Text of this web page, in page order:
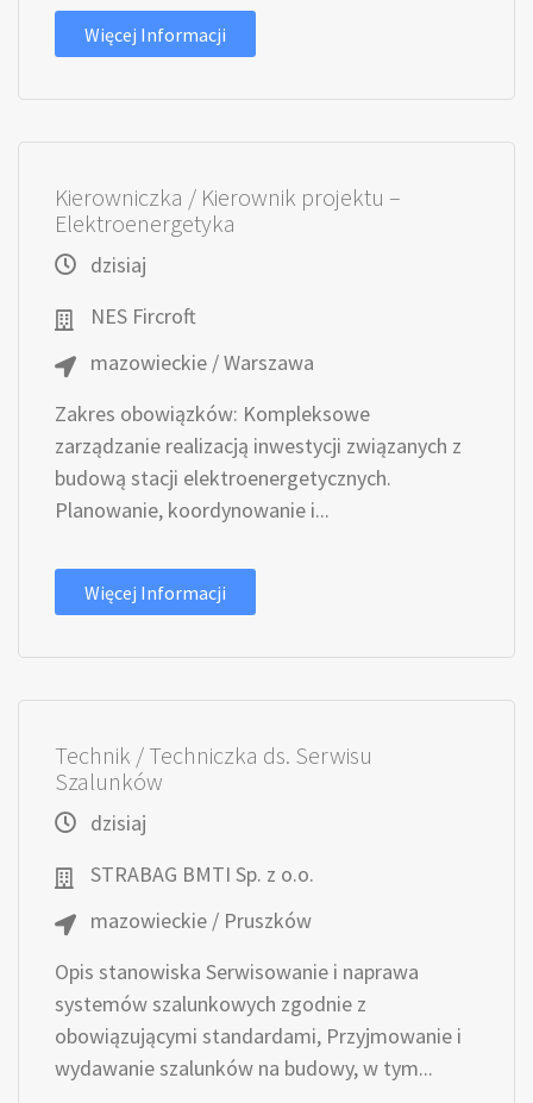
Więcej Informacji
Kierowniczka / Kierownik projektu –
Elektroenergetyka
dzisiaj
NES Fircroft
mazowieckie / Warszawa
Zakres obowiązków: Kompleksowe
zarządzanie realizacją inwestycji związanych z
budową stacji elektroenergetycznych.
Planowanie, koordynowanie i...
Więcej Informacji
Technik / Techniczka ds. Serwisu
Szalunków
dzisiaj
STRABAG BMTI Sp. z o.o.
mazowieckie / Pruszków
Opis stanowiska Serwisowanie i naprawa
systemów szalunkowych zgodnie z
obowiązującymi standardami, Przyjmowanie i
wydawanie szalunków na budowy, w tym...